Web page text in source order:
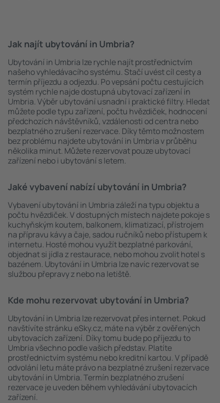
Jak najít ubytování in Umbria?
Ubytování in Umbria lze rychle najít prostřednictvím
našeho vyhledávacího systému. Stačí uvést cíl cesty a
termín příjezdu a odjezdu. Po vepsání počtu cestujících
systém rychle najde dostupná ubytovací zařízení in
Umbria. Výběr ubytování usnadní i praktické filtry. Hledat
můžete podle typu zařízení, počtu hvězdiček, hodnocení
předchozích návštěvníků, vzdálenosti od centra nebo
bezplatného zrušení rezervace. Díky těmto možnostem
bez problému najdete ubytování in Umbria v průběhu
několika minut. Můžete rezervovat pouze ubytovací
zařízení nebo i ubytování s letem.
Jaké vybavení nabízí ubytování in Umbria?
Vybavení ubytování in Umbria záleží na typu objektu a
počtu hvězdiček. V dostupných místech najdete pokoje s
kuchyňským koutem, balkonem, klimatizací, přístrojem
na přípravu kávy a čaje, sadou ručníků nebo přístupem k
internetu. Hosté mohou využít bezplatné parkování,
objednat si jídla z restaurace, nebo mohou zvolit hotel s
bazénem. Ubytování in Umbria lze navíc rezervovat se
službou přepravy z nebo na letiště.
Kde mohu rezervovat ubytování in Umbria?
Ubytování in Umbria lze rezervovat přes internet. Pokud
navštívíte stránku eSky.cz, máte na výběr z ověřených
ubytovacích zařízení. Díky tomu bude po příjezdu to
Umbria všechno podle vašich představ. Platíte
prostřednictvím systému nebo kreditní kartou. V případě
odvolání letu máte právo na bezplatné zrušení rezervace
ubytování in Umbria. Termín bezplatného zrušení
rezervace je uveden během vyhledávání ubytovacích
zařízení.